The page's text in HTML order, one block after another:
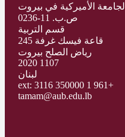
الجامعة الأميركية في بيروت
ص.ب. 11-0236
قسم التربية
قاعة فيسك غرفة 245
رياض الصلح بيروت
1107 2020
لبنان
+961 1 350000 ext: 3116
tamam@aub.edu.lb